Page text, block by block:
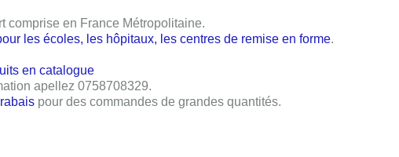
comprise en France Métropolitaine.
les écoles, les hôpitaux, les centres de remise en forme.
en catalogue
apellez 0758708329.
rabais pour des commandes de grandes quantités.